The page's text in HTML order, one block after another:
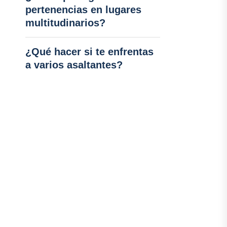
pertenencias en lugares
multitudinarios?
¿Qué hacer si te enfrentas
a varios asaltantes?